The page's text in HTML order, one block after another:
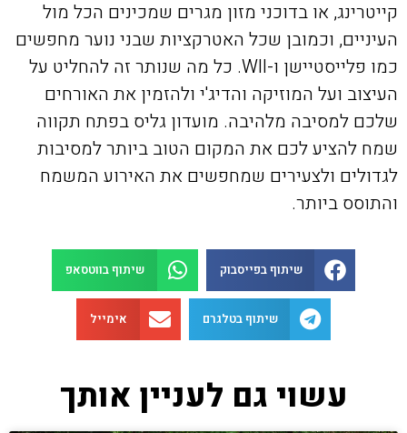
קייטרינג, או בדוכני מזון מגרים שמכינים הכל מול
העיניים, וכמובן שכל האטרקציות שבני נוער מחפשים
כמו פלייסטיישן ו-WII. כל מה שנותר זה להחליט על
העיצוב ועל המוזיקה והדיג'י ולהזמין את האורחים
שלכם למסיבה מלהיבה. מועדון גליס בפתח תקווה
שמח להציע לכם את המקום הטוב ביותר למסיבות
לגדולים ולצעירים שמחפשים את האירוע המשמח
והתוסס ביותר.
שיתוף בפייסבוק שיתוף בווטסאפ
שיתוף בטלגרם אימייל
עשוי גם לעניין אותך